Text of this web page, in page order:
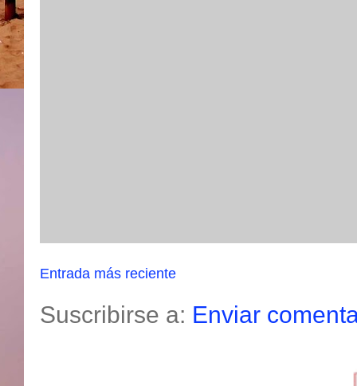
Entrada más reciente
Suscribirse a: Enviar